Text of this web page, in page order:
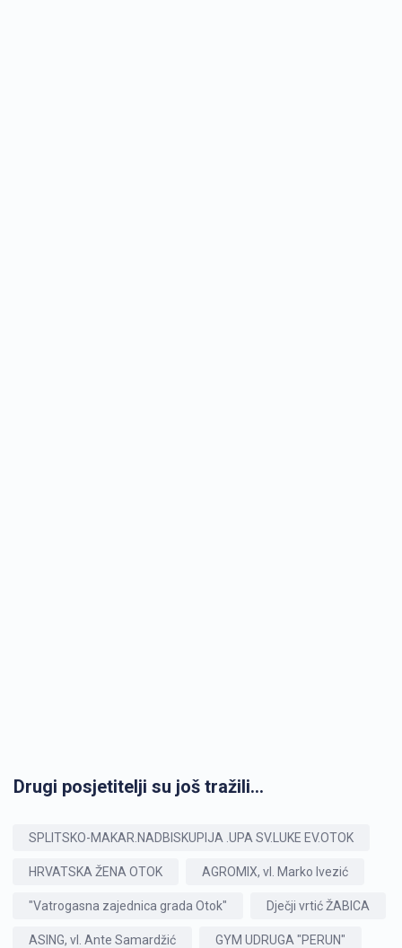
Drugi posjetitelji su još tražili...
SPLITSKO-MAKAR.NADBISKUPIJA .UPA SV.LUKE EV.OTOK
HRVATSKA ŽENA OTOK AGROMIX, vl. Marko Ivezić
"Vatrogasna zajednica grada Otok" Dječji vrtić ŽABICA
ASING, vl. Ante Samardžić GYM UDRUGA "PERUN"